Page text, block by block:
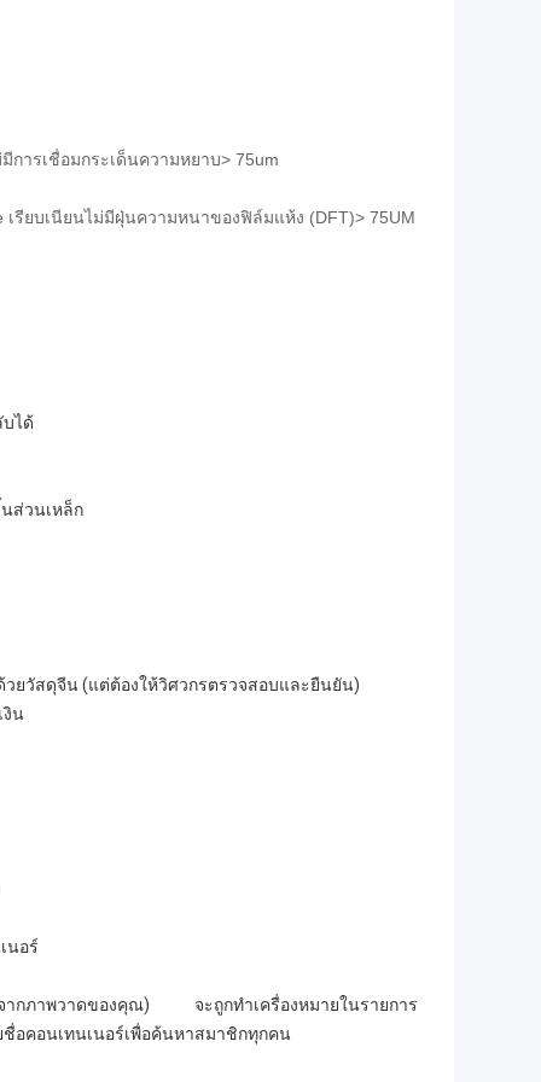
ารเชื่อมกระเด็นความหยาบ> 75um
เรียบเนียนไม่มีฝุ่นความหนาของฟิล์มแห้ง (DFT)> 75UM
ได้
ส่วนเหล็ก
ยวัสดุจีน (แต่ต้องให้วิศวกรตรวจสอบและยืนยัน)
งิน
นอร์
ากภาพวาดของคุณ) จะถูกทำเครื่องหมายในรายการ
อคอนเทนเนอร์เพื่อค้นหาสมาชิกทุกคน